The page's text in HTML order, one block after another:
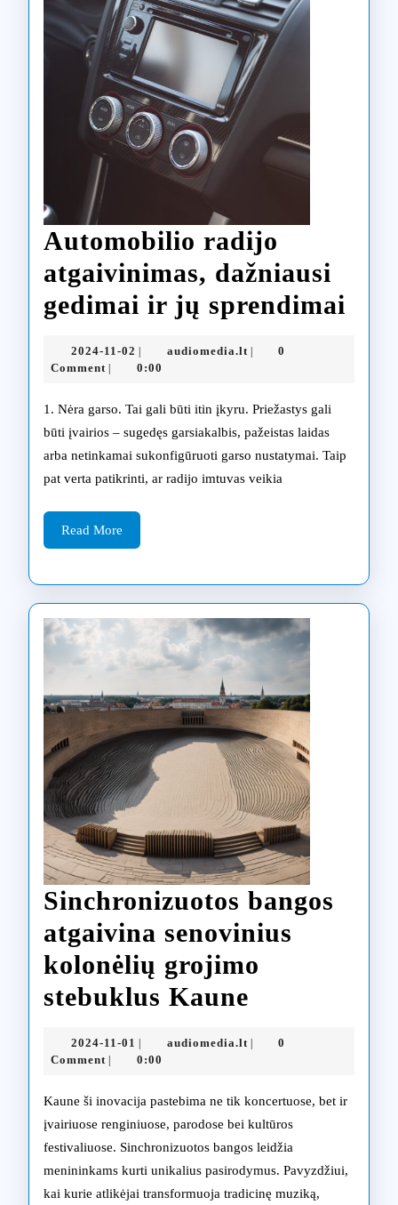
Automobilio radijo
atgaivinimas, dažniausi
gedimai ir jų sprendimai
ir
2024-11-02 2024-
11-
audiomedia.ltaudiomedia.lt
0
Comment
0:00
1. Nėra garso. Tai gali būti itin įkyru. Priežastys gali
būti įvairios – sugedęs garsiakalbis, pažeistas laidas
arba netinkamai sukonfigūruoti garso nustatymai. Taip
pat verta patikrinti, ar radijo imtuvas veikia
Read More
More
Sinchronizuotos bangos
atgaivina senovinius
kolonėlių grojimo
stebuklus Kaune
atgaivina
senovinius
kolonėlių
grojimo
stebuklus
2024-11-01 2024-
11-
audiomedia.ltaudiomedia.lt
0
Comment
0:00
Kaune ši inovacija pastebima ne tik koncertuose, bet ir
įvairiuose renginiuose, parodose bei kultūros
festivaliuose. Sinchronizuotos bangos leidžia
menininkams kurti unikalius pasirodymus. Pavyzdžiui,
kai kurie atlikėjai transformuoja tradicinę muziką,